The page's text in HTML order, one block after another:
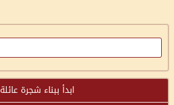
ابدأ ببناء شجرة عائلة